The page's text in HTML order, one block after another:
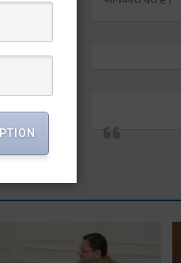
प्रेमचंद